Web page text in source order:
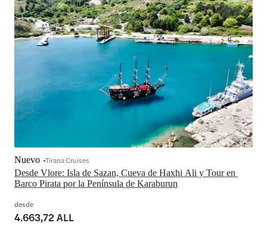
Desde Vlore: Isla de Sazan, Cueva de Haxhi Ali y Tour en
Barco Pirata por la Península de Karaburun
Nuevo Tirana Cruises
desde
4.663,72 ALL